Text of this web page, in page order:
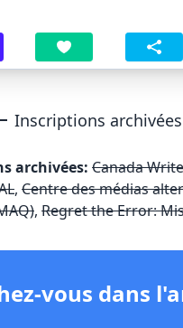
Inscriptions archivées
archivées: Canada
, Centre des médias
, Regret the Error:
vous dans